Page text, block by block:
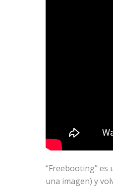
“Freebooting”
una imagen) y